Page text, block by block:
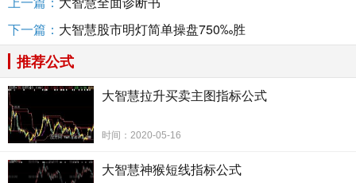
下一篇： 大智慧股市明灯简单操盘750‰胜
推荐公式
大智慧拉升买卖主图指标公式
时间：2020-05-16
大智慧神猴短线指标公式